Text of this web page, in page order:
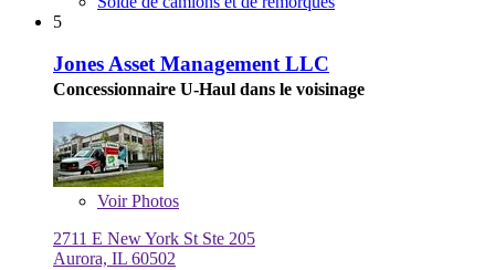
5
Jones Asset Management LLC
Concessionnaire U-Haul dans le voisinage
VoirPhotos
2711 E New York St Ste 205
Aurora, IL 60502